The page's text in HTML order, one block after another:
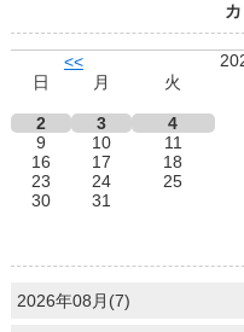
<<
日
月 火
2
3 4
9
10 11
16
17 18
23
24 25
30
31
2026年08月(7)